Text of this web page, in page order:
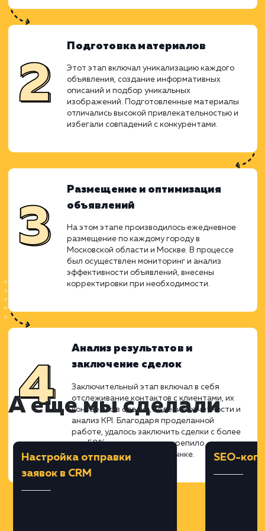
Анализ и планирование
В начале нашего проекта был проведен
анализ конкурентов и рынка, определены
ключевые марки бетона для продвижения и
уделялось ежедневному выдаче уникальных
объявлений, чтобы обеспечить постоянное
присутствие на верхних позициях выдачи.
Подготовка материалов
Этот этап включал уникализацию каждого
отличались высокой привлекательностью и
избегали совпадений с конкурентами.
Размещение и оптимизация
объявлений
На этом этапе производилось ежедневное
размещение по каждому городу в
Московской области и Москве. В процессе